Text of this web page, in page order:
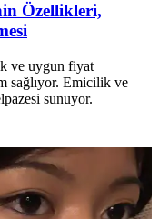
Özellikleri,
ve uygun fiyat
sağlıyor. Emicilik ve
sunuyor.